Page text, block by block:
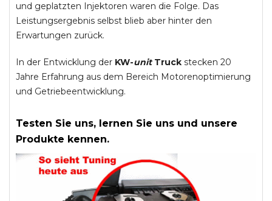
und geplatzten Injektoren waren die Folge. Das
Leistungsergebnis selbst blieb aber hinter den
Erwartungen zurück.
In der Entwicklung der KW-unitTruck stecken 20
Jahre Erfahrung aus dem Bereich Motorenoptimierung
und Getriebeentwicklung.
Testen Sie uns, lernen Sie uns und unsere
Produkte kennen.